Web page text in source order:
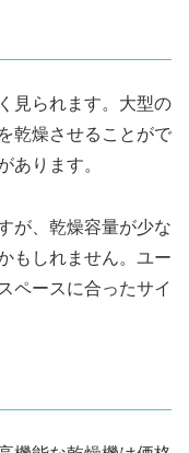
見られます。大型の
乾燥させることがで
あります。
が、乾燥容量が少な
もしれません。ユー
ペースに合ったサイ